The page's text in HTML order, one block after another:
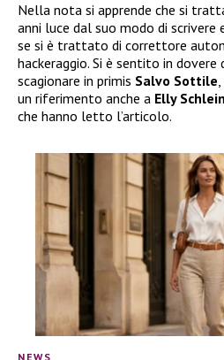
Nella nota si apprende che si
anni luce dal suo modo di scrivere
se si è trattato di correttore
hackeraggio. Si è sentito in
scagionare in primis Salvo Sottile
un riferimento anche a Elly Schlein
che hanno letto l’articolo.
NEWS